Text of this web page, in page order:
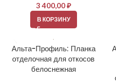
3 400,00₽
В КОРЗИНУ
Альта-Профиль: Планка
отделочная для откосов
белоснежная